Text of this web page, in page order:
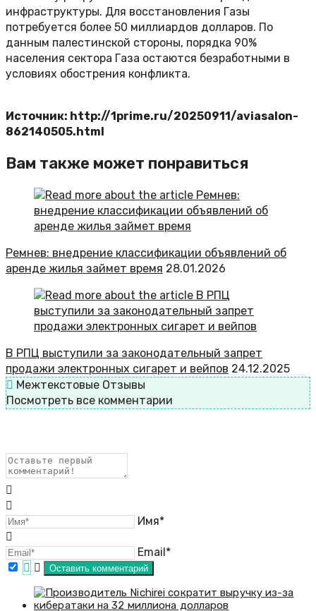
инфраструктуры. Для восстановления Газы
потребуется более 50 миллиардов долларов. По
данным палестинской стороны, порядка 90%
населения сектора Газа остаются безработными в
условиях обострения конфликта.
Источник: http://1prime.ru/20250911/aviasalon-
862140505.html
Вам также может понравиться
Ремнев: внедрение классификации объявлений об
аренде жилья займет время 28.01.2026
В РПЦ выступили за законодательный запрет
продажи электронных сигарет и вейпов 24.12.2025
Межтекстовые Отзывы
Посмотреть все комментарии
Имя*
Email*